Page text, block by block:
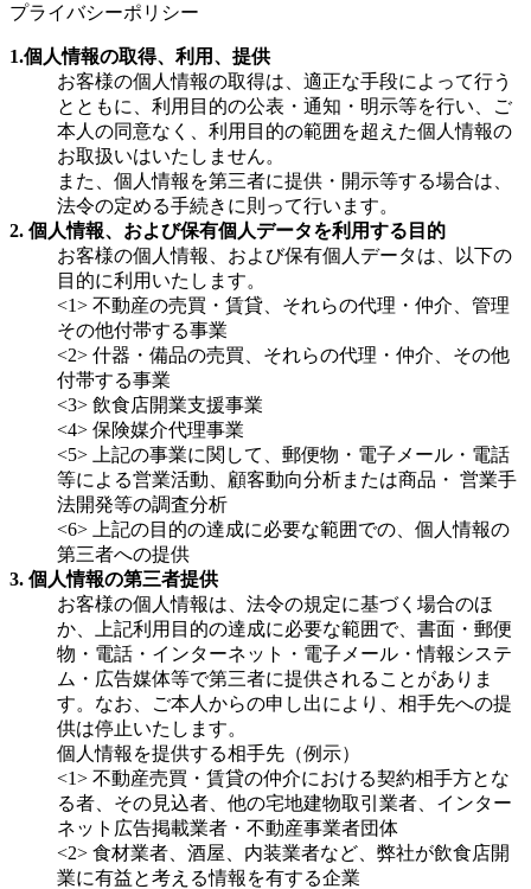
プライバシーポリシー
1.個人情報の取得、利用、提供
お客様の個人情報の取得は、適正な手段によって行う
とともに、利用目的の公表・通知・明示等を行い、ご
本人の同意なく、利用目的の範囲を超えた個人情報の
お取扱いはいたしません。
また、個人情報を第三者に提供・開示等する場合は、
法令の定める手続きに則って行います。
2. 個人情報、および保有個人データを利用する目的
お客様の個人情報、および保有個人データは、以下の
目的に利用いたします。
<1> 不動産の売買・賃貸、それらの代理・仲介、管理
その他付帯する事業
<2> 什器・備品の売買、それらの代理・仲介、その他
付帯する事業
<3> 飲食店開業支援事業
<4> 保険媒介代理事業
<5> 上記の事業に関して、郵便物・電子メール・電話
等による営業活動、顧客動向分析または商品・ 営業手
法開発等の調査分析
<6> 上記の目的の達成に必要な範囲での、個人情報の
第三者への提供
3. 個人情報の第三者提供
お客様の個人情報は、法令の規定に基づく場合のほ
か、上記利用目的の達成に必要な範囲で、書面・郵便
物・電話・インターネット・電子メール・情報システ
ム・広告媒体等で第三者に提供されることがありま
す。なお、ご本人からの申し出により、相手先への提
供は停止いたします。
個人情報を提供する相手先（例示）
<1> 不動産売買・賃貸の仲介における契約相手方とな
る者、その見込者、他の宅地建物取引業者、インター
ネット広告掲載業者・不動産事業者団体
<2> 食材業者、酒屋、内装業者など、弊社が飲食店開
業に有益と考える情報を有する企業